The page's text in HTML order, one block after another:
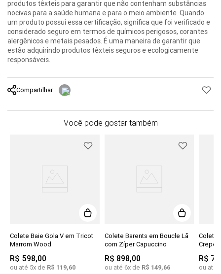
produtos têxteis para garantir que não contenham substâncias
nocivas para a saúde humana e para o meio ambiente. Quando
um produto possui essa certificação, significa que foi verificado e
considerado seguro em termos de químicos perigosos, corantes
alergênicos e metais pesados. É uma maneira de garantir que
estão adquirindo produtos têxteis seguros e ecologicamente
responsáveis.
Compartilhar
Você pode gostar também
Colete Baie Gola V em Tricot
Marrom Wood
R$ 598,00
ou até 5x de R$ 119,60
Colete Barents em Boucle Lã
com Zíper Capuccino
R$ 898,00
ou até 6x de R$ 149,66
Colete
Crepe
R$
ou até